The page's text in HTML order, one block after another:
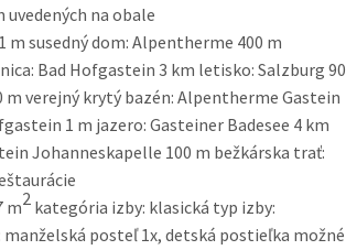
na obale
susedný dom: Alpentherme 400 m
Bad Hofgastein 3 km letisko: Salzburg 90
verejný krytý bazén: Alpentherme Gastein
1 m jazero: Gasteiner Badesee 4 km
Johanneskapelle 100 m bežkárska trať:
m2 kategória izby: klasická typ izby:
posteľ 1x, detská postieľka možné